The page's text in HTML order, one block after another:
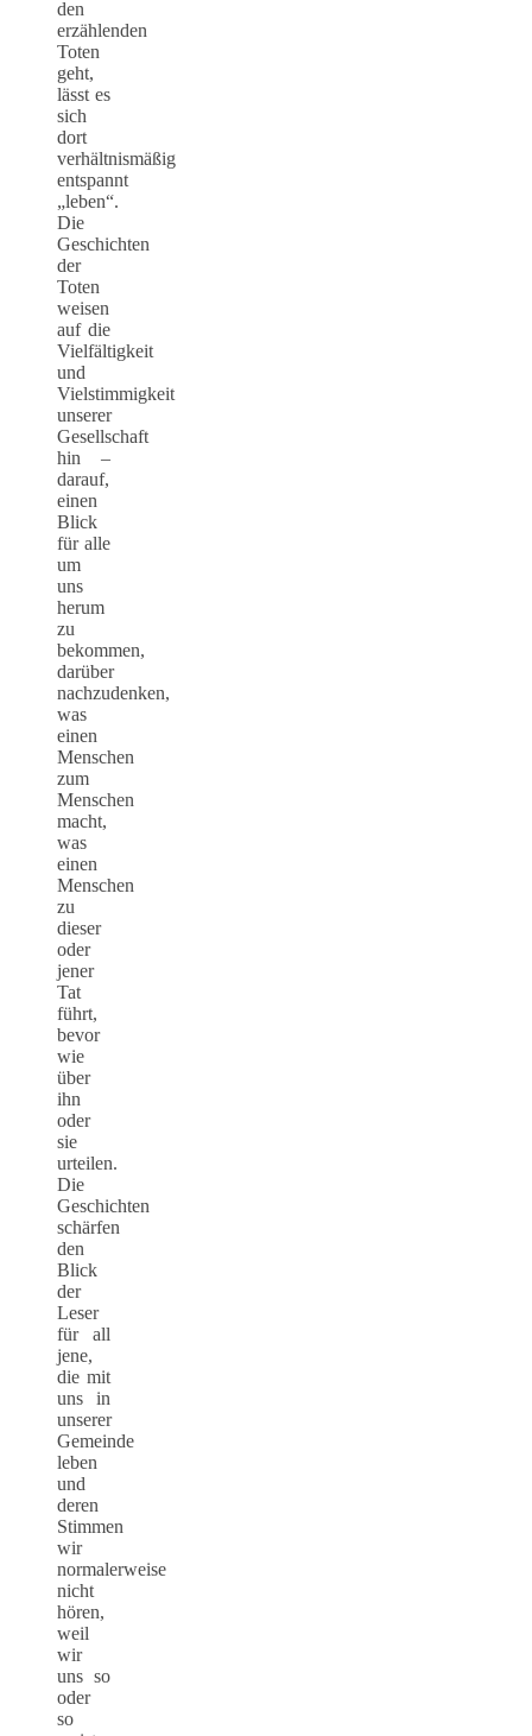
den
erzählenden
Toten
geht,
lässt es
sich
dort
verhältnismäßig
entspannt
„leben“.
Die
Geschichten
der
Toten
weisen
auf die
Vielfältigkeit
und
Vielstimmigkeit
unserer
Gesellschaft
hin –
darauf,
einen
Blick
für alle
um
uns
herum
zu
bekommen,
darüber
nachzudenken,
was
einen
Menschen
zum
Menschen
macht,
was
einen
Menschen
zu
dieser
oder
jener
Tat
führt,
bevor
wie
über
ihn
oder
sie
urteilen.
Die
Geschichten
schärfen
den
Blick
der
Leser
für all
jene,
die mit
uns in
unserer
Gemeinde
leben
und
deren
Stimmen
wir
normalerweise
nicht
hören,
weil
wir
uns so
oder
so